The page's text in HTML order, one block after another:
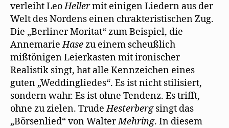
verleiht LeoHellermit einigen Liedern aus der
Welt des Nordens einen chrakteristischen Zug.
Die „Berliner Moritat“ zum Beispiel, die
AnnemarieHasezu einem scheußlich
mißtönigen Leierkasten mit ironischer
Realistik singt, hat alle Kennzeichen eines
guten „Weddingliedes“. Es ist nicht stilisiert,
sondern wahr. Es ist ohne Tendenz. Es trifft,
ohne zu zielen. TrudeHesterbergsingt das
„Börsenlied“ von WalterMehring. In diesem